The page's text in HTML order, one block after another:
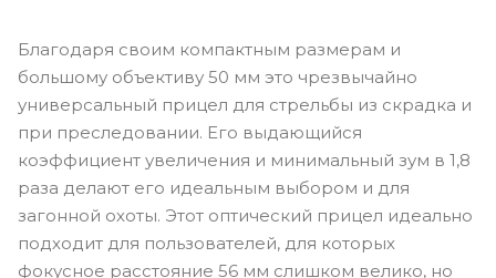
Благодаря своим компактным размерам и
большому объективу 50 мм это чрезвычайно
универсальный прицел для стрельбы из скрадка и
при преследовании. Его выдающийся
коэффициент увеличения и минимальный зум в 1,8
раза делают его идеальным выбором и для
загонной охоты. Этот оптический прицел идеально
подходит для пользователей, для которых
фокусное расстояние 56 мм слишком велико, но